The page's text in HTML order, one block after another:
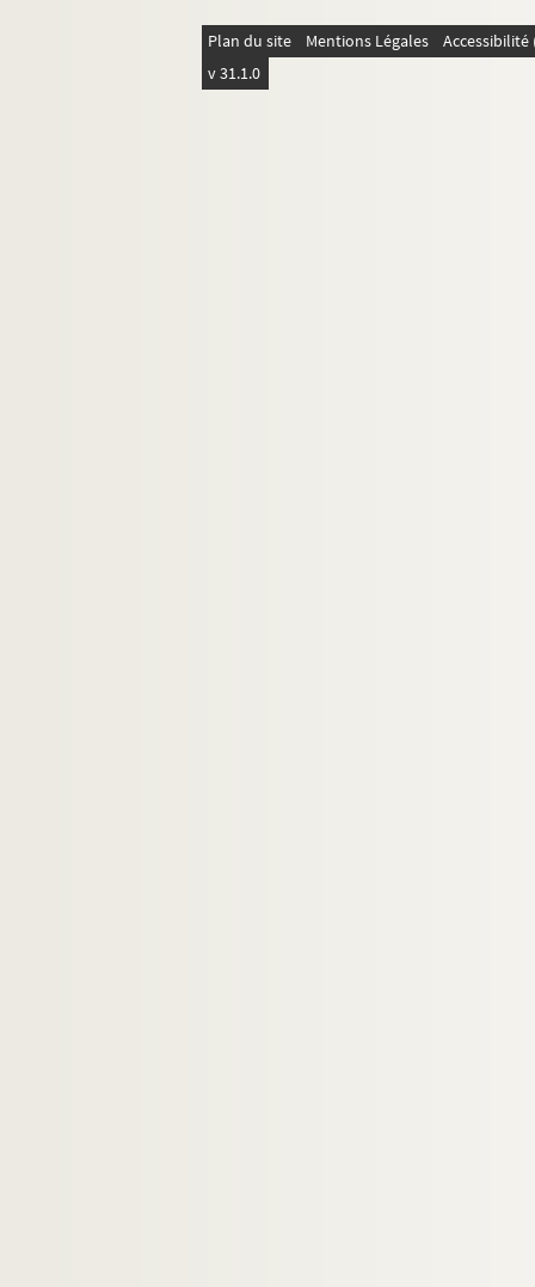
Plan du site Mentions Légales
v 31.1.0